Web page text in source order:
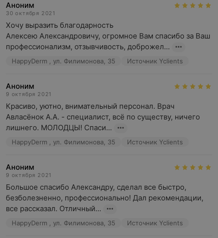
Аноним
30 октября 2021
Хочу выразить благодарность
Алексею Александровичу, огромное Вам спасибо за Ваш
профессионализм, отзывчивость, доброжел...
HappyDerm , ул. Филимонова, 35 Источник Yclients
Аноним
9 октября 2021
Красиво, уютно, внимательный персонал. Врач
Авласёнок А.А. - специалист, всё по существу, ничего
лишнего. МОЛОДЦЫ! Спаси...
HappyDerm , ул. Филимонова, 35 Источник Yclients
Аноним
9 октября 2021
Большое спасибо Александру, сделал все быстро,
безболезненно, профессионально! Дал рекомендации,
все рассказал. Отличный...
HappyDerm , ул. Филимонова, 35 Источник Yclients